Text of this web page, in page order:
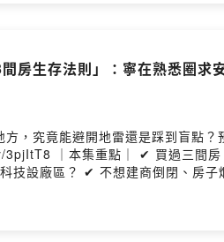
房生存法則」：寧在熟悉圈求
，究竟能避開地雷還是踩到盲點
！投期款到底該
想建商倒閉、房子爛尾？買預售屋前必考
by SoundOn